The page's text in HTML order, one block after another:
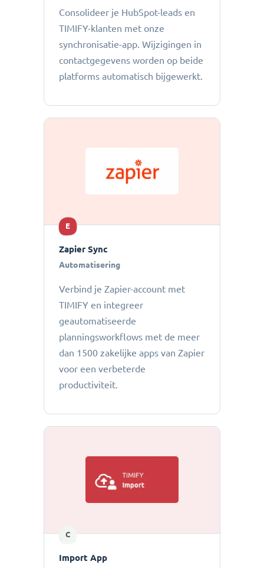
Consolideer je HubSpot-leads en
TIMIFY-klanten met onze
synchronisatie-app. Wijzigingen in
contactgegevens worden op beide
platforms automatisch bijgewerkt.
E
Zapier Sync
Automatisering
Verbind je Zapier-account met
TIMIFY en integreer
geautomatiseerde
planningsworkflows met de meer
dan 1500 zakelijke apps van Zapier
voor een verbeterde
productiviteit.
C
Import App